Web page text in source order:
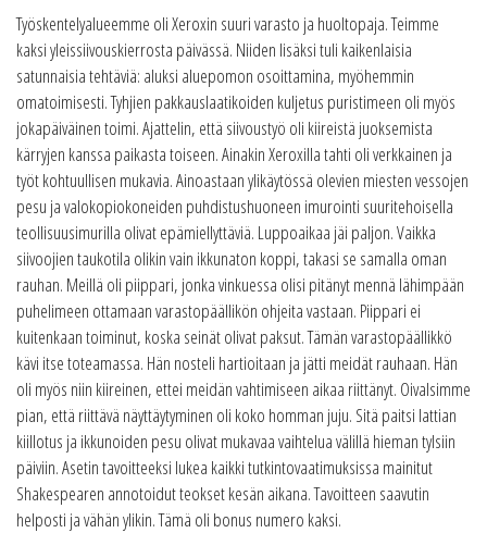
Työskentelyalueemme oli Xeroxin suuri varasto ja huoltopaja. Teimme
kaksi yleissiivouskierrosta päivässä. Niiden lisäksi tuli kaikenlaisia
satunnaisia tehtäviä: aluksi aluepomon osoittamina, myöhemmin
omatoimisesti. Tyhjien pakkauslaatikoiden kuljetus puristimeen oli myös
jokapäiväinen toimi. Ajattelin, että siivoustyö oli kiireistä juoksemista
kärryjen kanssa paikasta toiseen. Ainakin Xeroxilla tahti oli verkkainen ja
työt kohtuullisen mukavia. Ainoastaan ylikäytössä olevien miesten vessojen
pesu ja valokopiokoneiden puhdistushuoneen imurointi suuritehoisella
teollisuusimurilla olivat epämiellyttäviä. Luppoaikaa jäi paljon. Vaikka
siivoojien taukotila olikin vain ikkunaton koppi, takasi se samalla oman
rauhan. Meillä oli piippari, jonka vinkuessa olisi pitänyt mennä lähimpään
puhelimeen ottamaan varastopäällikön ohjeita vastaan. Piippari ei
kuitenkaan toiminut, koska seinät olivat paksut. Tämän varastopäällikkö
kävi itse toteamassa. Hän nosteli hartioitaan ja jätti meidät rauhaan. Hän
oli myös niin kiireinen, ettei meidän vahtimiseen aikaa riittänyt. Oivalsimme
pian, että riittävä näyttäytyminen oli koko homman juju. Sitä paitsi lattian
kiillotus ja ikkunoiden pesu olivat mukavaa vaihtelua välillä hieman tylsiin
päiviin. Asetin tavoitteeksi lukea kaikki tutkintovaatimuksissa mainitut
Shakespearen annotoidut teokset kesän aikana. Tavoitteen saavutin
helposti ja vähän ylikin. Tämä oli bonus numero kaksi.